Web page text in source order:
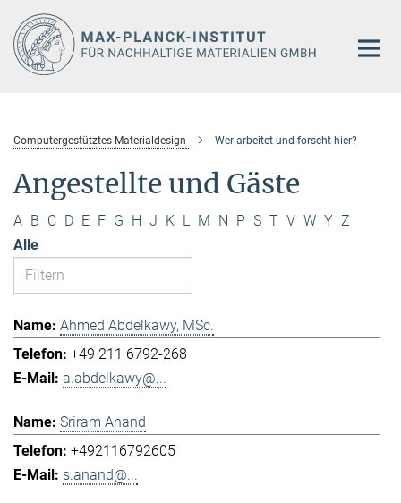
Hauptinhalt
Computergestütztes Materialdesign Wer arbeitet und forscht hier?
Angestellte und Gäste
A B C D E F G H J K L M N P S T V W Y Z
Alle
Ahmed Abdelkawy, MSc.
+49 211 6792-268
a.abdelkawy@...
Sriram Anand
+492116792605
s.anand@...